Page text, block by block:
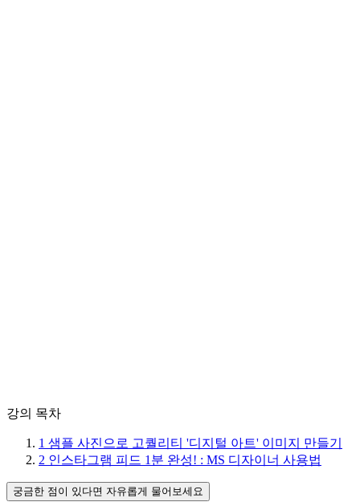
강의 목차
1 샘플 사진으로 고퀄리티 '디지털 아트' 이미지 만들기
2 인스타그램 피드 1분 완성! : MS 디자이너 사용법
궁금한 점이 있다면 자유롭게 물어보세요